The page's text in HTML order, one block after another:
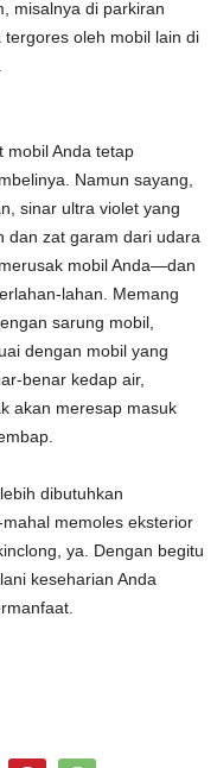
misalnya di parkiran
oleh mobil lain di
mobil Anda tetap
Namun sayang,
sinar ultra violet yang
dan zat garam dari udara
mobil Anda—dan
lahan. Memang
sarung mobil,
dengan mobil yang
benar kedap air,
akan meresap masuk
dibutuhkan
memoles eksterior
ya. Dengan begitu
keseharian Anda